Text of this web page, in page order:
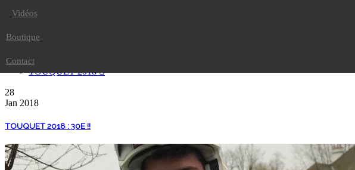
TOUQUET 2018 : 30E !!
TOUQUET 2018
28
Jan 2018
TOUQUET 2018 : 30E !!
Vidéos
Boutique
Contact